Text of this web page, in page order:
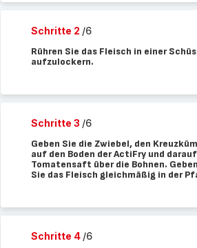
Schritte 2 /6
Rühren Sie das Fleisch in einer
aufzulockern.
Schritte 3 /6
Geben Sie die Zwiebel, den
auf den Boden der ActiFry und
Tomatensaft über die Bohnen.
Sie das Fleisch gleichmäßig in der
Schritte 4 /6